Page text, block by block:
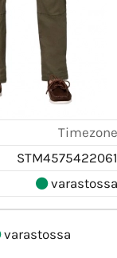
Timezone
STM4575422061
varastossa
varastossa